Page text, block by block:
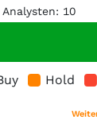
Analysten: 10
Hold